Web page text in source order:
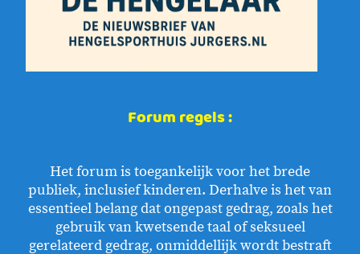
Forum regels :
Het forum is toegankelijk voor het brede
publiek, inclusief kinderen. Derhalve is het van
essentieel belang dat ongepast gedrag, zoals het
gebruik van kwetsende taal of seksueel
gerelateerd gedrag, onmiddellijk wordt bestraft